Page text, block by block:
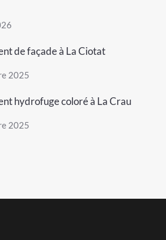
de façade à La Ciotat
2025
hydrofuge coloré à La Crau
2025